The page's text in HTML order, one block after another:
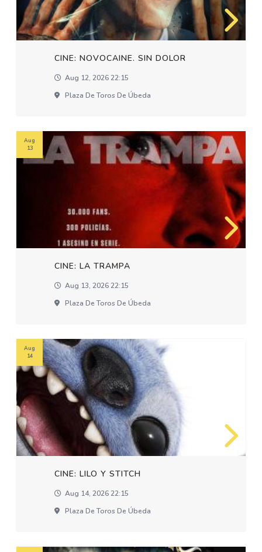
CINE: NOVOCAINE. SIN DOLOR
Aug 12, 2026 22:15
Plaza De Toros De Úbeda
CINE: LA TRAMPA
Aug 13, 2026 22:15
Plaza De Toros De Úbeda
Aug
13
CINE: LILO Y STITCH
Aug 14, 2026 22:15
Plaza De Toros De Úbeda
Aug
14